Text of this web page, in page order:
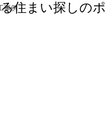
事例住まい探しのポ